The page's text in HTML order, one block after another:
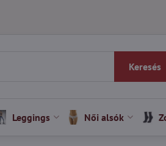
Keresés
Leggings Női alsók